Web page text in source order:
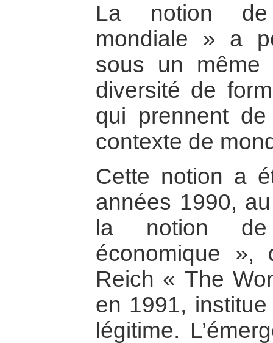
La notion
mondiale » a
sous un même
diversité de
qui prennent de
contexte de
Cette notion a
années 1990,
la notion de
économique »,
Reich « The
en 1991,
légitime.